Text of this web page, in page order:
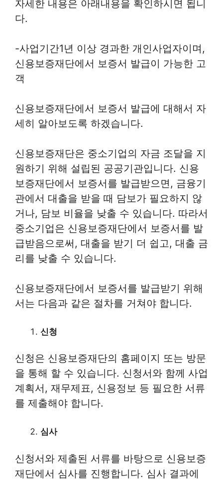
자세한 내용은 아래내용을 확인하시면 됩니
다.
-사업기간1년 이상 경과한 개인사업자이며,
신용보증재단에서 보증서 발급이 가능한 고
객
신용보증재단에서 보증서 발급에 대해서 자
세히 알아보도록 하겠습니다.
신용보증재단은 중소기업의 자금 조달을 지
원하기 위해 설립된 공공기관입니다. 신용
보증재단에서 보증서를 발급받으면, 금융기
관에서 대출을 받을 때 담보가 필요하지 않
거나, 담보 비율을 낮출 수 있습니다. 따라서
중소기업은 신용보증재단에서 보증서를 발
급받음으로써, 대출을 받기 더 쉽고, 대출 금
리를 낮출 수 있습니다.
신용보증재단에서 보증서를 발급받기 위해
서는 다음과 같은 절차를 거쳐야 합니다.
신청
신청은 신용보증재단의 홈페이지 또는 방문
을 통해 할 수 있습니다. 신청서와 함께 사업
계획서, 재무제표, 신용정보 등 필요한 서류
를 제출해야 합니다.
심사
신청서와 제출된 서류를 바탕으로 신용보증
재단에서 심사를 진행합니다. 심사 결과에